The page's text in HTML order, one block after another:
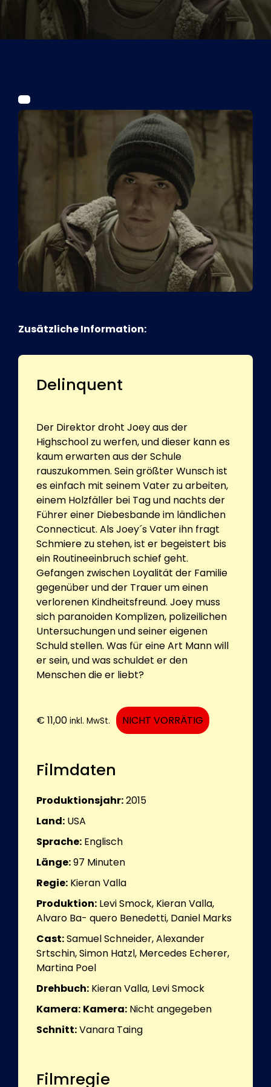
Tickets
Kurier Romy 2026
Zusätzliche Information:
Delinquent
Der Direktor droht Joey aus der
Highschool zu werfen, und dieser kann es
kaum erwarten aus der Schule
rauszukommen. Sein größter Wunsch ist
es einfach mit seinem Vater zu arbeiten,
einem Holzfäller bei Tag und nachts der
Führer einer Diebesbande im ländlichen
Connecticut. Als Joey´s Vater ihn fragt
Schmiere zu stehen, ist er begeistert bis
ein Routineeinbruch schief geht.
Gefangen zwischen Loyalität der Familie
gegenüber und der Trauer um einen
verlorenen Kindheitsfreund. Joey muss
sich paranoiden Komplizen, polizeilichen
Untersuchungen und seiner eigenen
Schuld stellen. Was für eine Art Mann will
er sein, und was schuldet er den
Menschen die er liebt?
€ 11,00 inkl. MwSt. NICHT VORRÄTIG
Filmdaten
Produktionsjahr:2015
Land: USA
Sprache: Englisch
Länge:97 Minuten
Regie: Kieran Valla
Produktion: Levi Smock, Kieran Valla,
Alvaro Ba- quero Benedetti, Daniel Marks
Cast:Samuel Schneider, Alexander
Srtschin, Simon Hatzl, Mercedes Echerer,
Martina Poel
Drehbuch: Kieran Valla, Levi Smock
Kamera: Kamera: Nicht angegeben
Schnitt:Vanara Taing
Filmregie